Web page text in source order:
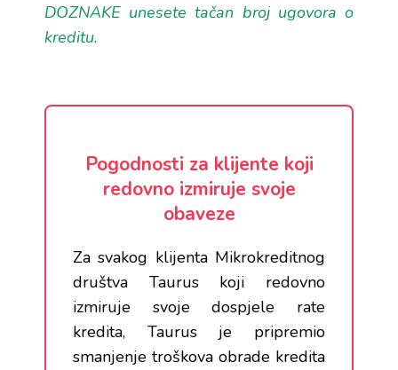
DOZNAKE unesete tačan broj ugovora o
kreditu.
Pogodnosti za klijente koji
redovno izmiruje svoje
obaveze
Za svakog klijenta Mikrokreditnog
društva Taurus koji redovno
izmiruje svoje dospjele rate
kredita, Taurus je pripremio
smanjenje troškova obrade kredita